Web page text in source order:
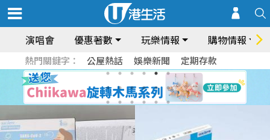
演唱會 優惠著數 玩樂情報 購物情報
熱門關鍵字： 公屋熱話 娛樂新聞 定期存款